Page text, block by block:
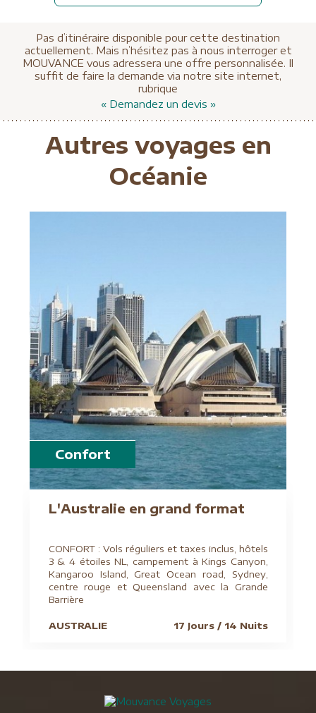
Pas d’itinéraire disponible pour cette destination
actuellement. Mais n’hésitez pas à nous interroger et
MOUVANCE vous adressera une offre personnalisée. Il
suffit de faire la demande via notre site internet,
rubrique
« Demandez un devis »
Autres voyages en
Océanie
Confort
L'Australie en grand format
CONFORT : Vols réguliers et taxes inclus, hôtels
3 & 4 étoiles NL, campement à Kings Canyon,
Kangaroo Island, Great Ocean road, Sydney,
centre rouge et Queensland avec la Grande
Barrière
AUSTRALIE 17 Jours / 14 Nuits